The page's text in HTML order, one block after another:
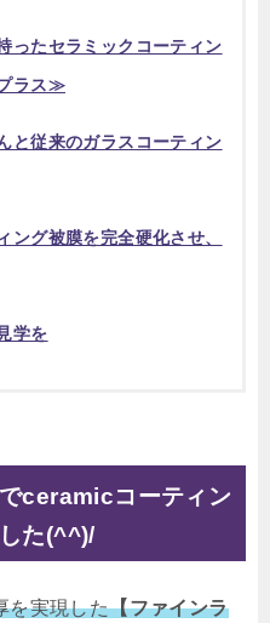
ったセラミックコーティン
ラス≫
と従来のガラスコーティン
ング被膜を完全硬化させ、
学を
ceramicコーティン
た(^^)/
を実現した【ファインラ